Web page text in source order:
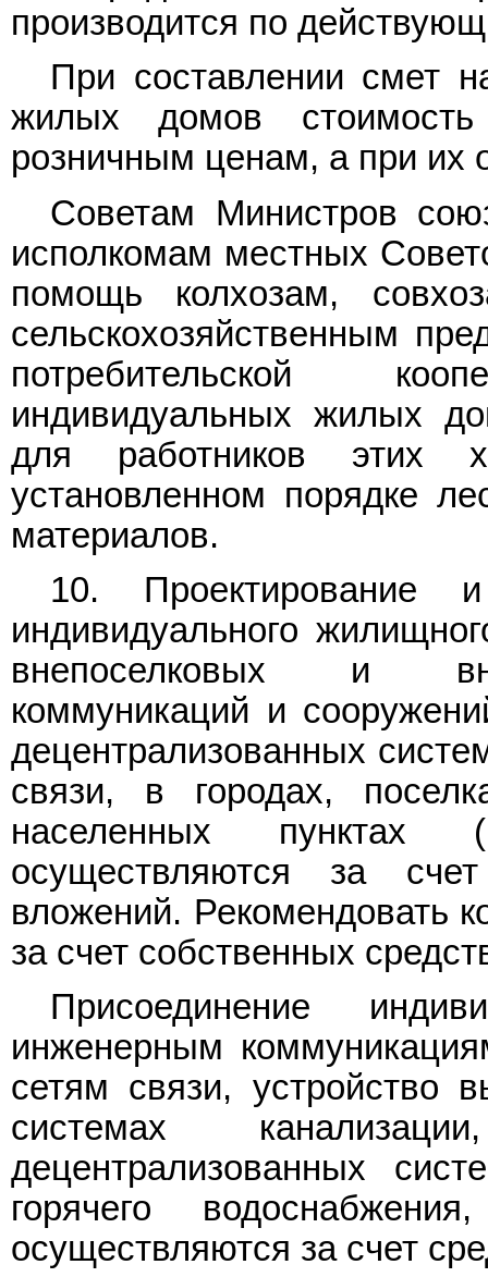
производится по
При составлении смет
жилых домов
розничным ценам, а при их
Советам Министров
исполкомам местных
помощь колхозам,
сельскохозяйственным
потребительской
индивидуальных жилых
для работников этих
установленном порядке
материалов.
10. Проектирование
индивидуального
внепоселковых и
коммуникаций и
децентрализованных
связи, в городах,
населенных пунктах
осуществляются за счет
вложений. Рекомендовать
за счет собственных
Присоединение
инженерным
сетям связи, устройство
системах
децентрализованных
горячего
осуществляются за счет